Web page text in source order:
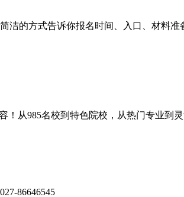
的方式告诉你报名时间、入口、材料准
从985名校到特色院校，从热门专业到
86646545